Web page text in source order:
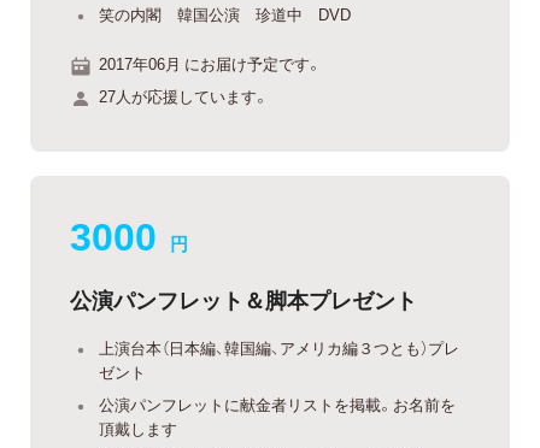
笑の内閣 韓国公演 珍道中 DVD
2017年06月 にお届け予定です。
27人が応援しています。
3000 円
公演パンフレット＆脚本プレゼント
上演台本（日本編、韓国編、アメリカ編３つとも）プレ
ゼント
公演パンフレットに献金者リストを掲載。お名前を
頂戴します